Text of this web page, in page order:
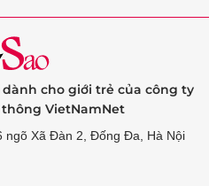
cho giới trẻ của công ty
VietNamNet
ngõ Xã Đàn 2, Đống Đa, Hà Nội